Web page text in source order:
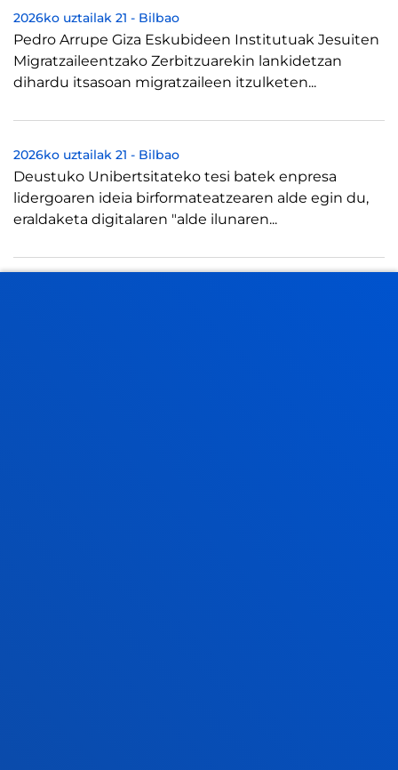
2026ko uztailak 21 - Bilbao
Pedro Arrupe Giza Eskubideen Institutuak Jesuiten
Migratzaileentzako Zerbitzuarekin lankidetzan
dihardu itsasoan migratzaileen itzulketen...
2026ko uztailak 21 - Bilbao
Deustuko Unibertsitateko tesi batek enpresa
lidergoaren ideia birformateatzearen alde egin du,
eraldaketa digitalaren "alde ilunaren...